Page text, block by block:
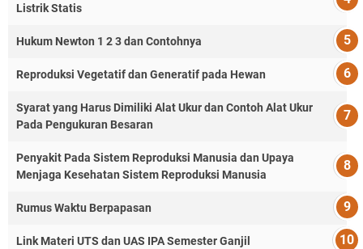
Listrik Statis
Hukum Newton 1 2 3 dan Contohnya
Reproduksi Vegetatif dan Generatif pada Hewan
Syarat yang Harus Dimiliki Alat Ukur dan Contoh Alat Ukur
Pada Pengukuran Besaran
Penyakit Pada Sistem Reproduksi Manusia dan Upaya
Menjaga Kesehatan Sistem Reproduksi Manusia
Rumus Waktu Berpapasan
Link Materi UTS dan UAS IPA Semester Ganjil